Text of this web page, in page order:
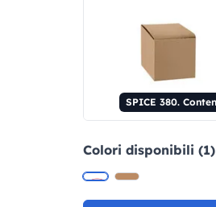
Colori disponibili (1)